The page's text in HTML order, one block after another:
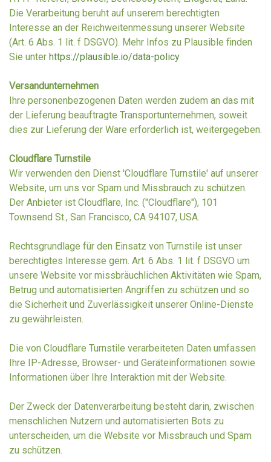
Die Verarbeitung beruht auf unserem berechtigten
Interesse an der Reichweitenmessung unserer Website
(Art. 6 Abs. 1 lit. f DSGVO). Mehr Infos zu Plausible finden
Sie unter https://plausible.io/data-policy
Versandunternehmen
Ihre personenbezogenen Daten werden zudem an das mit
der Lieferung beauftragte Transportunternehmen, soweit
dies zur Lieferung der Ware erforderlich ist, weitergegeben.
Cloudflare Turnstile
Wir verwenden den Dienst 'Cloudflare Turnstile' auf unserer
Website, um uns vor Spam und Missbrauch zu schützen.
Der Anbieter ist Cloudflare, Inc. ("Cloudflare"), 101
Townsend St., San Francisco, CA 94107, USA.
Rechtsgrundlage für den Einsatz von Turnstile ist unser
berechtigtes Interesse gem. Art. 6 Abs. 1 lit. f DSGVO um
unsere Website vor missbräuchlichen Aktivitäten wie Spam,
Betrug und automatisierten Angriffen zu schützen und so
die Sicherheit und Zuverlässigkeit unserer Online-Dienste
zu gewährleisten.
Die von Cloudflare Turnstile verarbeiteten Daten umfassen
Ihre IP-Adresse, Browser- und Geräteinformationen sowie
Informationen über Ihre Interaktion mit der Website.
Der Zweck der Datenverarbeitung besteht darin, zwischen
menschlichen Nutzern und automatisierten Bots zu
unterscheiden, um die Website vor Missbrauch und Spam
zu schützen.